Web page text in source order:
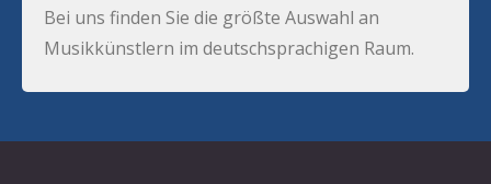
Bei uns finden Sie die größte Auswahl an
Musikkünstlern im deutschsprachigen Raum.